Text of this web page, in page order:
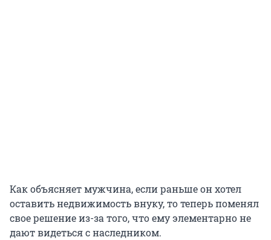
Как объясняет мужчина, если раньше он хотел
оставить недвижимость внуку, то теперь поменял
свое решение из-за того, что ему элементарно не
дают видеться с наследником.